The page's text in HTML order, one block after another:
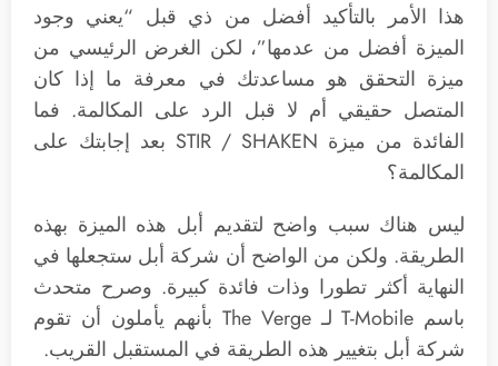
هذا الأمر بالتأكيد أفضل من ذي قبل “يعني وجود
الميزة أفضل من عدمها”، لكن الغرض الرئيسي من
ميزة التحقق هو مساعدتك في معرفة ما إذا كان
المتصل حقيقي أم لا قبل الرد على المكالمة. فما
الفائدة من ميزة STIR / SHAKEN بعد إجابتك على
المكالمة؟
ليس هناك سبب واضح لتقديم أبل هذه الميزة بهذه
الطريقة. ولكن من الواضح أن شركة أبل ستجعلها في
النهاية أكثر تطورا وذات فائدة كبيرة. وصرح متحدث
باسم T-Mobile لـ The Verge بأنهم يأملون أن تقوم
شركة أبل بتغيير هذه الطريقة في المستقبل القريب.